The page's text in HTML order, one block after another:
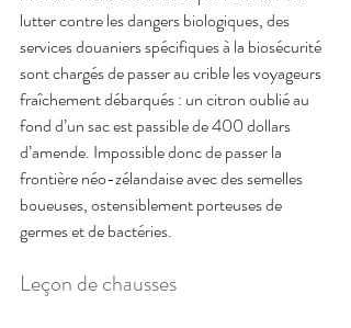
lutter contre les dangers biologiques, des
services douaniers spécifiques à la biosécurité
sont chargés de passer au crible les voyageurs
fraîchement débarqués : un citron oublié au
fond d’un sac est passible de 400 dollars
d’amende. Impossible donc de passer la
frontière néo-zélandaise avec des semelles
boueuses, ostensiblement porteuses de
germes et de bactéries.
Leçon de chausses